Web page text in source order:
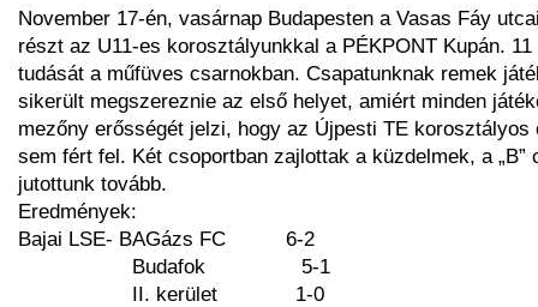
November 17-én, vasárnap Budapesten a Vasas Fáy
részt az U11-es korosztályunkkal a PÉKPONT Kupán.
tudását a műfüves csarnokban. Csapatunknak remek
sikerült megszereznie az első helyet, amiért minden
mezőny erősségét jelzi, hogy az Újpesti TE korosztályos
sem fért fel. Két csoportban zajlottak a küzdelmek, a „B”
jutottunk tovább.
Eredmények:
Bajai LSE- BAGázs FC
6-2
Budafok
5-1
II. kerület
1-0